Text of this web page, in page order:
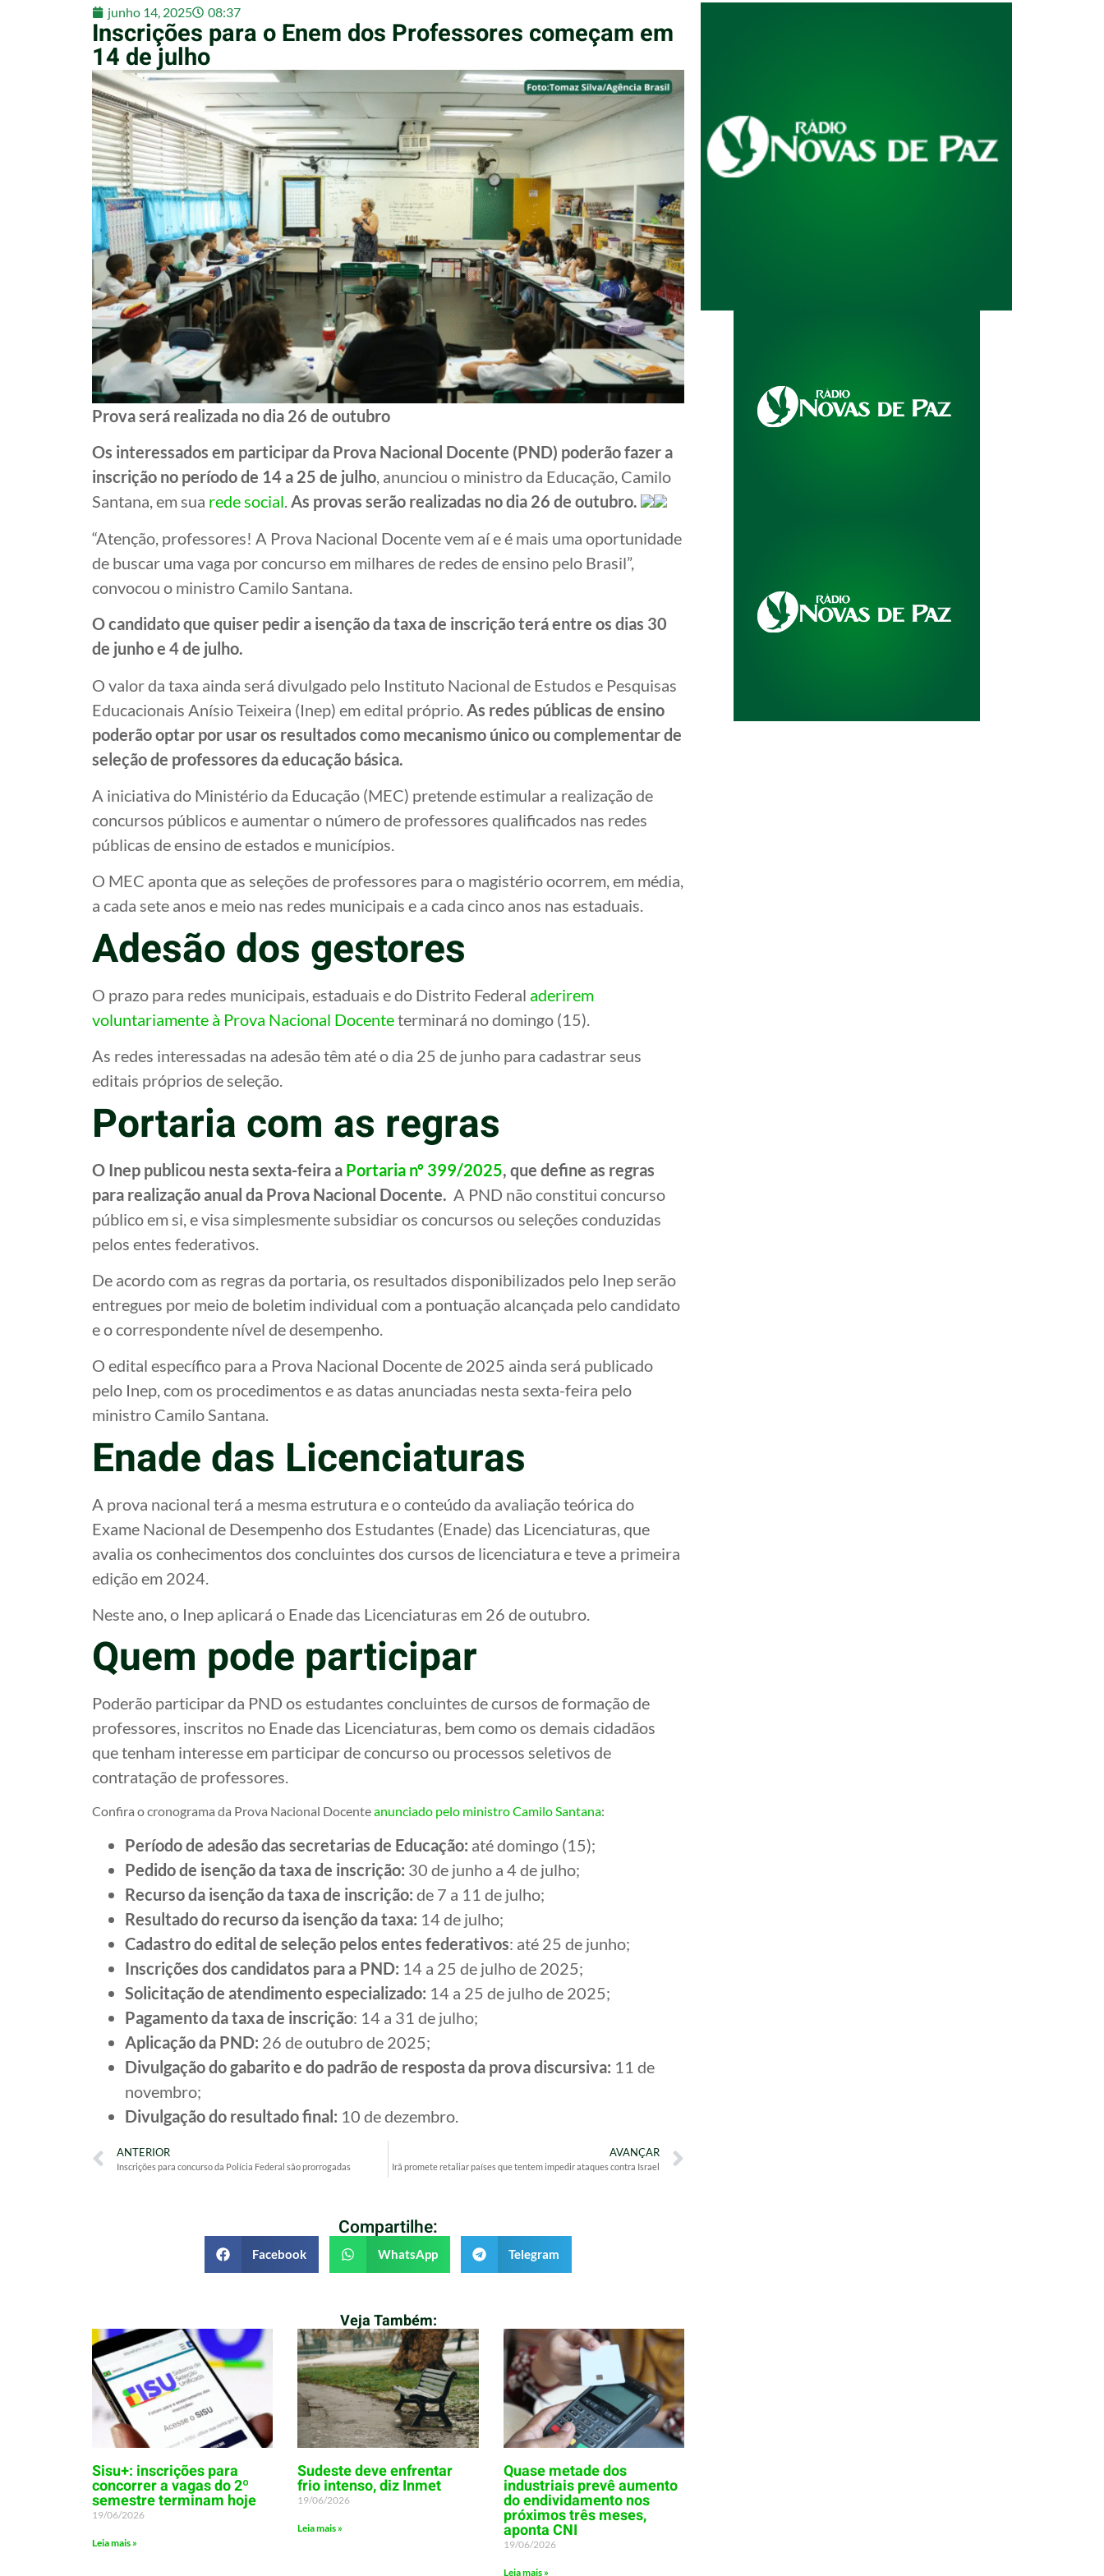
junho 14, 2025 08:37
Inscrições para o Enem dos Professores começam em
14 de julho
Prova será realizada no dia 26 de outubro
Os interessados em participar da Prova Nacional Docente (PND) poderão fazer a
inscrição no período de 14 a 25 de julho, anunciou o ministro da Educação, Camilo
Santana, em sua rede social.As provas serão realizadas no dia 26 de outubro.
“Atenção, professores! A Prova Nacional Docente vem aí e é mais uma oportunidade
de buscar uma vaga por concurso em milhares de redes de ensino pelo Brasil”,
convocou o ministro Camilo Santana.
O candidato que quiser pedir a isenção da taxa de inscrição terá entre os dias 30
de junho e 4 de julho.
O valor da taxa ainda será divulgado pelo Instituto Nacional de Estudos e Pesquisas
Educacionais Anísio Teixeira (Inep) em edital próprio. As redes públicas de ensino
poderão optar por usar os resultados como mecanismo único ou complementar de
seleção de professores da educação básica.
A iniciativa do Ministério da Educação (MEC) pretende estimular a realização de
concursos públicos e aumentar o número de professores qualificados nas redes
públicas de ensino de estados e municípios.
O MEC aponta que as seleções de professores para o magistério ocorrem, em média,
a cada sete anos e meio nas redes municipais e a cada cinco anos nas estaduais.
Adesão dos gestores
O prazo para redes municipais, estaduais e do Distrito Federal aderirem
voluntariamente à Prova Nacional Docenteterminará no domingo (15).
As redes interessadas na adesão têm até o dia 25 de junho para cadastrar seus
editais próprios de seleção.
Portaria com as regras
O Inep publicou nesta sexta-feira a Portaria nº 399/2025, que define as regras
para realização anual da Prova Nacional Docente. A PND não constitui concurso
público em si, e visa simplesmente subsidiar os concursos ou seleções conduzidas
pelos entes federativos.
De acordo com as regras da portaria, os resultados disponibilizados pelo Inep serão
entregues por meio de boletim individual com a pontuação alcançada pelo candidato
e o correspondente nível de desempenho.
O edital específico para a Prova Nacional Docente de 2025 ainda será publicado
pelo Inep, com os procedimentos e as datas anunciadas nesta sexta-feira pelo
ministro Camilo Santana.
Enade das Licenciaturas
A prova nacional terá a mesma estrutura e o conteúdo da avaliação teórica do
Exame Nacional de Desempenho dos Estudantes (Enade) das Licenciaturas, que
avalia os conhecimentos dos concluintes dos cursos de licenciatura e teve a primeira
edição em 2024.
Neste ano, o Inep aplicará o Enade das Licenciaturas em 26 de outubro.
Quem pode participar
Poderão participar da PND os estudantes concluintes de cursos de formação de
professores, inscritos no Enade das Licenciaturas, bem como os demais cidadãos
que tenham interesse em participar de concurso ou processos seletivos de
contratação de professores.
Confira o cronograma da Prova Nacional Docenteanunciado pelo ministro Camilo Santana:
Período de adesão das secretarias de Educação: até domingo (15);
Pedido de isenção da taxa de inscrição: 30 de junho a 4 de julho;
Recurso da isenção da taxa de inscrição: de 7 a 11 de julho;
Resultado do recurso da isenção da taxa: 14 de julho;
Cadastro do edital de seleção pelos entes federativos: até 25 de junho;
Inscrições dos candidatos para a PND: 14 a 25 de julho de 2025;
Solicitação de atendimento especializado: 14 a 25 de julho de 2025;
Pagamento da taxa de inscrição: 14 a 31 de julho;
Aplicação da PND: 26 de outubro de 2025;
Divulgação do gabarito e do padrão de resposta da prova discursiva: 11 de
novembro;
Divulgação do resultado final: 10 de dezembro.
ANTERIOR
Inscrições para concurso da Polícia Federal são prorrogadas
AVANÇAR
Irã promete retaliar países que tentem impedir ataques contra Israel
Compartilhe:
Facebook WhatsApp Telegram
Veja Também:
Sisu+: inscrições para
concorrer a vagas do 2º
semestre terminam hoje
19/06/2026
Leia mais »
Sudeste deve enfrentar
frio intenso, diz Inmet
19/06/2026
Leia mais »
Quase metade dos
industriais prevê aumento
do endividamento nos
próximos três meses,
aponta CNI
19/06/2026
Leia mais »